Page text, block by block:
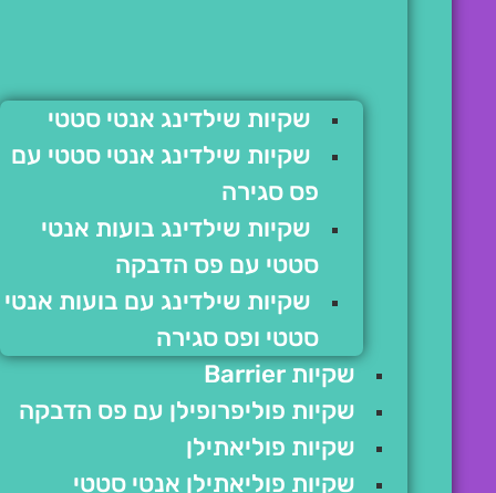
שקיות שילדינג אנטי סטטי
שקיות שילדינג אנטי סטטי עם
פס סגירה
שקיות שילדינג בועות אנטי
סטטי עם פס הדבקה
שקיות שילדינג עם בועות אנטי
סטטי ופס סגירה
שקיות Barrier
שקיות פוליפרופילן עם פס הדבקה
שקיות פוליאתילן
שקיות פוליאתילן אנטי סטטי